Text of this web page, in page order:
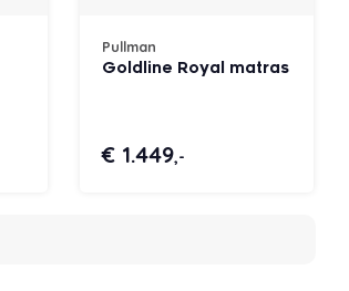
Pullman
Goldline Royal matras
€ 1.449,-